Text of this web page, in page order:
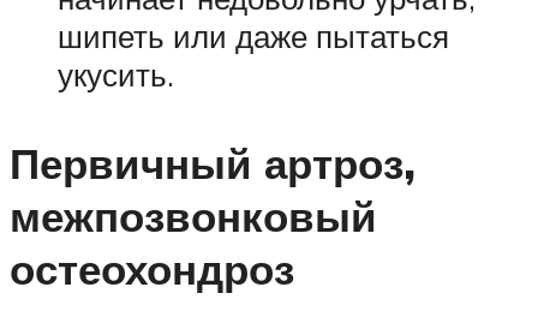
шипеть или даже пытаться
укусить.
Первичный артроз,
межпозвонковый
остеохондроз